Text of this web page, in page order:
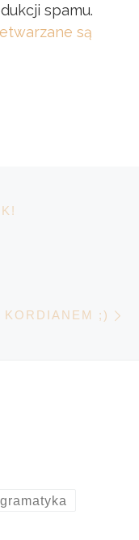
spamu.
są
KORDIANEM ;)
gramatyka